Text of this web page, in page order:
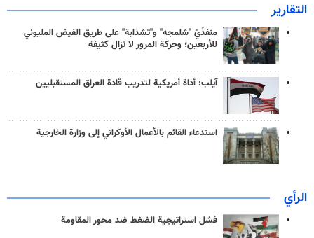
التقارير
منفذَيّ "شلمجه" و"تشذابة" على طريق الفيض المليوني
للأربعين؛ وحركة المرور لا تزال كثيفة
آيلب: أداة أمريكية لتدريب قادة العراق المستقبليين
استدعاء القائم بالأعمال الأوكراني إلى وزارة الخارجية
الرأي
فشل استراتيجية الضغط ضد محور المقاومة